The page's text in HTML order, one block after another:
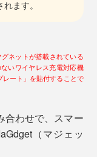
ます。
ネットが搭載されている
いワイヤレス充電対応機
レート」を貼付することで
合わせで、スマー
（マジェッ